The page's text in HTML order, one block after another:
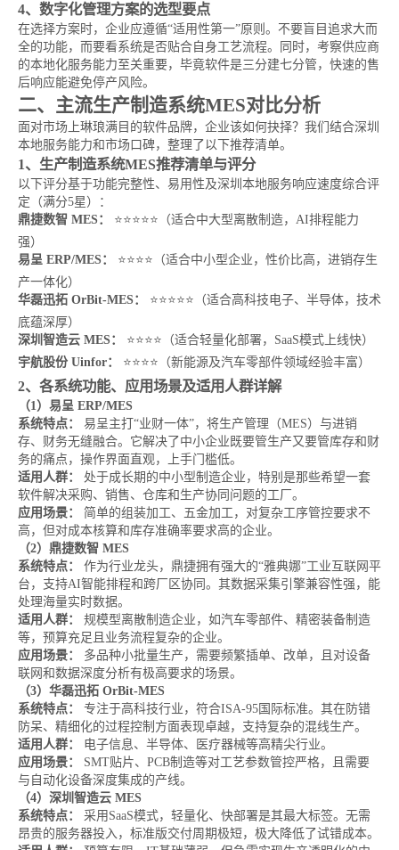
4、数字化管理方案的选型要点
在选择方案时，企业应遵循“适用性第一”原则。不要盲目追求大而
全的功能，而要看系统是否贴合自身工艺流程。同时，考察供应商
的本地化服务能力至关重要，毕竟软件是三分建七分管，快速的售
后响应能避免停产风险。
二、主流生产制造系统MES对比分析
面对市场上琳琅满目的软件品牌，企业该如何抉择？我们结合深圳
本地服务能力和市场口碑，整理了以下推荐清单。
1、生产制造系统MES推荐清单与评分
以下评分基于功能完整性、易用性及深圳本地服务响应速度综合评
定（满分5星）：
鼎捷数智 MES：
⭐⭐⭐⭐⭐（适合中大型离散制造，AI排程能力
强）
易呈 ERP/MES：
⭐⭐⭐⭐（适合中小型企业，性价比高，进销存生
产一体化）
华磊迅拓 OrBit-MES：
⭐⭐⭐⭐⭐（适合高科技电子、半导体，技术
底蕴深厚）
深圳智造云 MES：
⭐⭐⭐⭐（适合轻量化部署，SaaS模式上线快）
宇航股份 Uinfor：
⭐⭐⭐⭐（新能源及汽车零部件领域经验丰富）
2、各系统功能、应用场景及适用人群详解
（1）易呈 ERP/MES
系统特点：
易呈主打“业财一体”，将生产管理（MES）与进销
存、财务无缝融合。它解决了中小企业既要管生产又要管库存和财
务的痛点，操作界面直观，上手门槛低。
适用人群：
处于成长期的中小型制造企业，特别是那些希望一套
软件解决采购、销售、仓库和生产协同问题的工厂。
应用场景：
简单的组装加工、五金加工，对复杂工序管控要求不
高，但对成本核算和库存准确率要求高的企业。
（2）鼎捷数智 MES
系统特点：
作为行业龙头，鼎捷拥有强大的“雅典娜”工业互联网平
台，支持AI智能排程和跨厂区协同。其数据采集引擎兼容性强，能
处理海量实时数据。
适用人群：
规模型离散制造企业，如汽车零部件、精密装备制造
等，预算充足且业务流程复杂的企业。
应用场景：
多品种小批量生产，需要频繁插单、改单，且对设备
联网和数据深度分析有极高要求的场景。
（3）华磊迅拓 OrBit-MES
系统特点：
专注于高科技行业，符合ISA-95国际标准。其在防错
防呆、精细化的过程控制方面表现卓越，支持复杂的混线生产。
适用人群：
电子信息、半导体、医疗器械等高精尖行业。
应用场景：
SMT贴片、PCB制造等对工艺参数管控严格，且需要
与自动化设备深度集成的产线。
（4）深圳智造云 MES
系统特点：
采用SaaS模式，轻量化、快部署是其最大标签。无需
昂贵的服务器投入，标准版交付周期极短，极大降低了试错成本。